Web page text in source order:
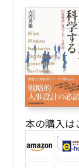
本の購入は